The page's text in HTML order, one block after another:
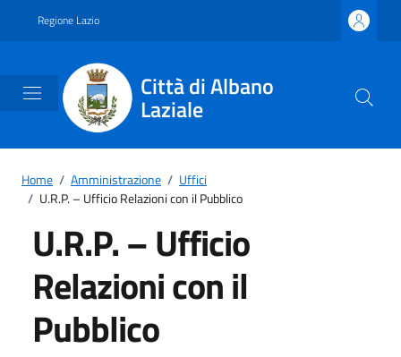
Regione Lazio
Città di Albano
Laziale
Home / Amministrazione / Uffici
/ U.R.P. – Ufficio Relazioni con il Pubblico
U.R.P. – Ufficio
Relazioni con il
Pubblico